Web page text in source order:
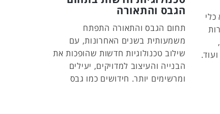
הגבס והתאורה
תחום הגבס והתאורה התפתח
משמעותית בשנים האחרונות, עם
שילוב טכנולוגיות חדשות שהופכות את
הבנייה והעיצוב למדויקים, יעילים
ומרשימים יותר. חידושים כמו גבס